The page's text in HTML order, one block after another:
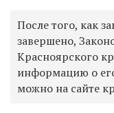
После того, как
завершено,
Красноярского
информацию о
можно на сайте